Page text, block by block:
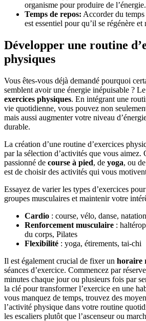
organisme pour produire de l’énergie.
Temps de repos: Accorder du
est essentiel pour qu’il se régénère et
Développer une routine
physiques
Vous êtes-vous déjà demandé pourquoi
semblent avoir une énergie inépuisable ?
exercices physiques. En intégrant une
vie quotidienne, vous pouvez non
mais aussi augmenter votre niveau
durable.
La création d’une routine d’exercices
par la sélection d’activités que vous aimez.
passionné de course à pied, de yoga, ou de
est de choisir des activités qui vous
Essayez de varier les types d’exercices
groupes musculaires et maintenir votre
Cardio : course, vélo, danse, natation
Renforcement musculaire :
du corps, Pilates
Flexibilité : yoga, étirements, tai-chi
Il est également crucial de fixer un horaire
séances d’exercice. Commencez par
minutes chaque jour ou plusieurs fois par
la clé pour transformer l’exercice en une
vous manquez de temps, trouvez des
l’activité physique dans votre routine
les escaliers plutôt que l’ascenseur ou